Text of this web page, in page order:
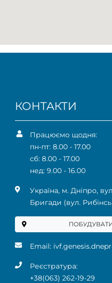
КОНТАКТИ
Працюємо щодня:
пн-пт: 8.00 - 17.00
сб: 8.00 - 17.00
нед: 9.00 - 16.00
Українa, м. Дніпро,
Бригади (вул.
Email:
Реєстратура:
+38(063) 262-19-29